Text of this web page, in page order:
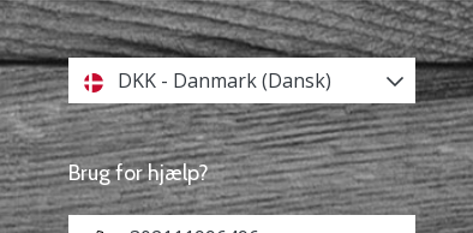
DKK - Danmark (Dansk)
Brug for hjælp?